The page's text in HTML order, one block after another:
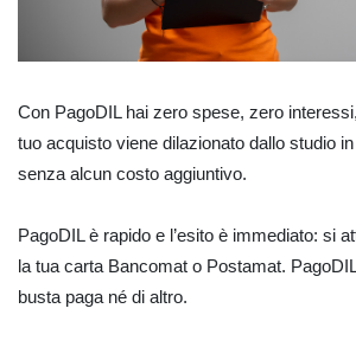
Con PagoDIL hai zero spese, zero
tuo acquisto viene dilazionato dallo studio
senza alcun costo aggiuntivo.
PagoDIL è rapido e l’esito è immediato: si
la tua carta Bancomat o Postamat.
busta paga né di altro.